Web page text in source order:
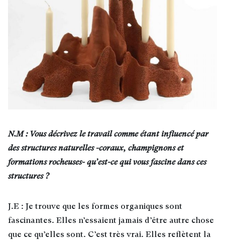
N.M : Vous décrivez le travail comme étant influencé par
des structures naturelles -coraux, champignons et
formations rocheuses- qu’est-ce qui vous fascine dans ces
structures ?
J.E : Je trouve que les formes organiques sont
fascinantes. Elles n’essaient jamais d’être autre chose
que ce qu’elles sont. C’est très vrai. Elles reflètent la